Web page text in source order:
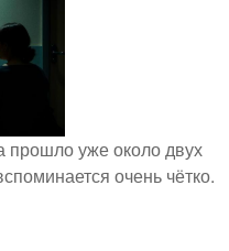
прошло уже около двух
очень чётко.